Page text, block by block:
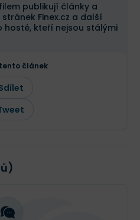
publikují články a
Finex.cz a další
hosté, kteří nejsou stálými
článek